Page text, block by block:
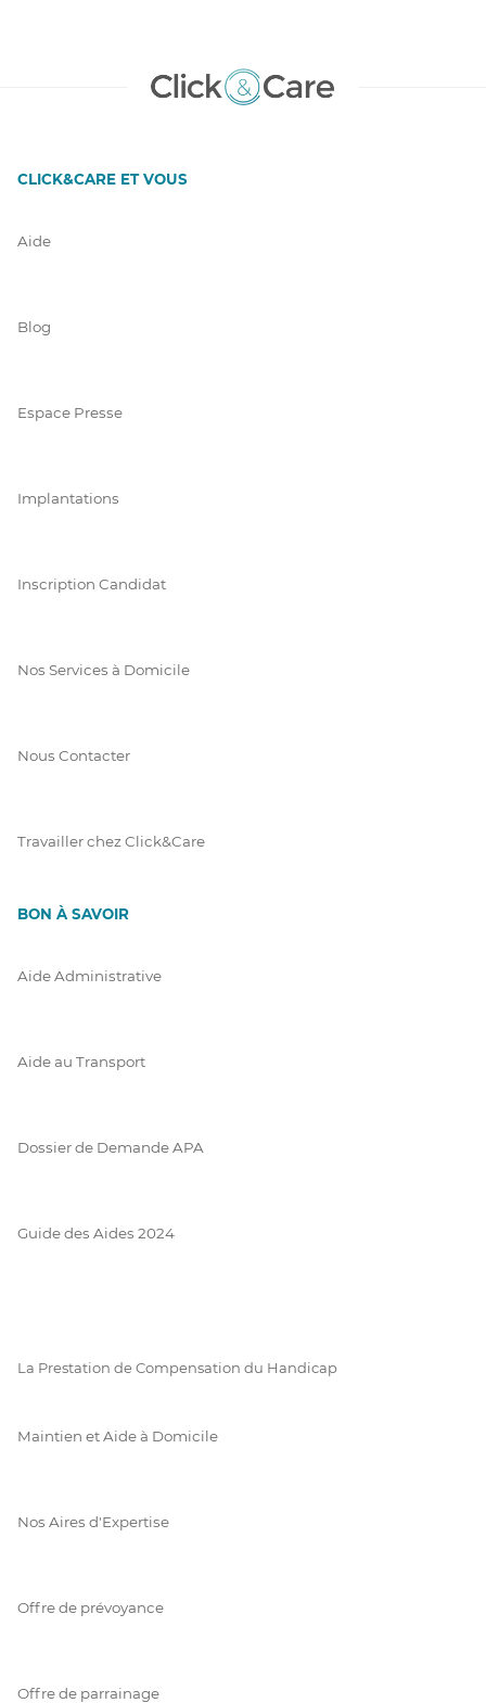
CLICK&CARE ET VOUS
Aide
Blog
Espace Presse
Implantations
Inscription Candidat
Nos Services à Domicile
Nous Contacter
Travailler chez Click&Care
BON À SAVOIR
Aide Administrative
Aide au Transport
Dossier de Demande APA
Guide des Aides 2024
La Prestation de Compensation du Handicap
Maintien et Aide à Domicile
Nos Aires d'Expertise
Offre de prévoyance
Offre de parrainage